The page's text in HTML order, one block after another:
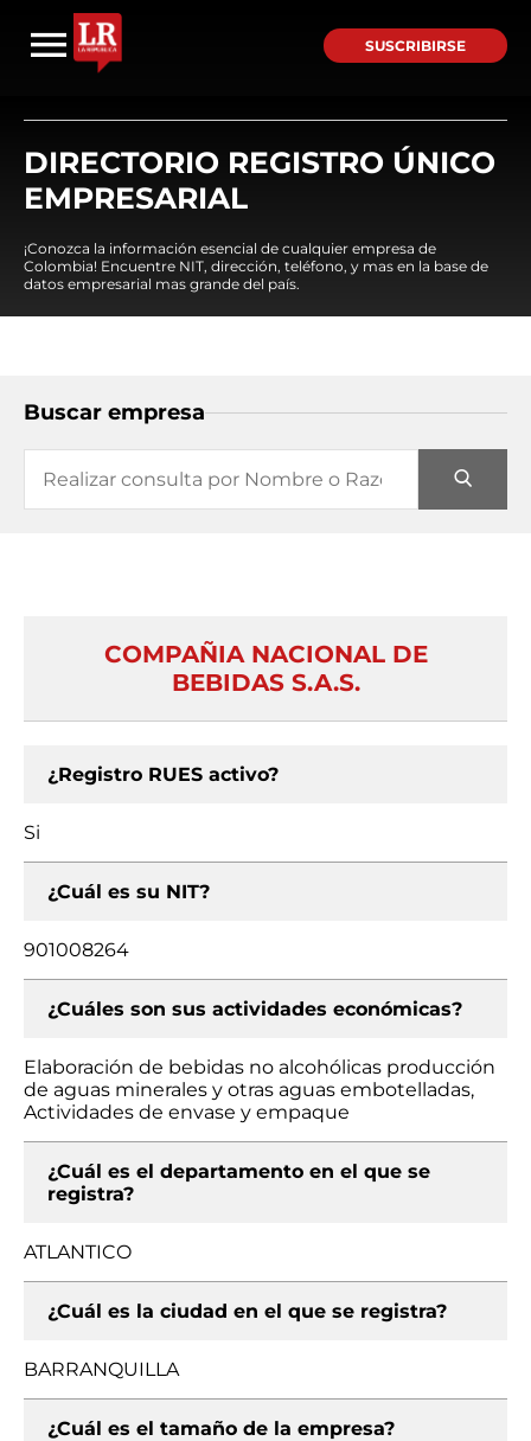
SUSCRIBIRSE
DIRECTORIO REGISTRO ÚNICO
EMPRESARIAL
¡Conozca la información esencial de cualquier empresa de
Colombia! Encuentre NIT, dirección, teléfono, y mas en la base de
datos empresarial mas grande del país.
Buscar empresa
COMPAÑIA NACIONAL DE
BEBIDAS S.A.S.
¿Registro RUES activo?
Si
¿Cuál es su NIT?
901008264
¿Cuáles son sus actividades económicas?
Elaboración de bebidas no alcohólicas producción
de aguas minerales y otras aguas embotelladas,
Actividades de envase y empaque
¿Cuál es el departamento en el que se
registra?
ATLANTICO
¿Cuál es la ciudad en el que se registra?
BARRANQUILLA
¿Cuál es el tamaño de la empresa?